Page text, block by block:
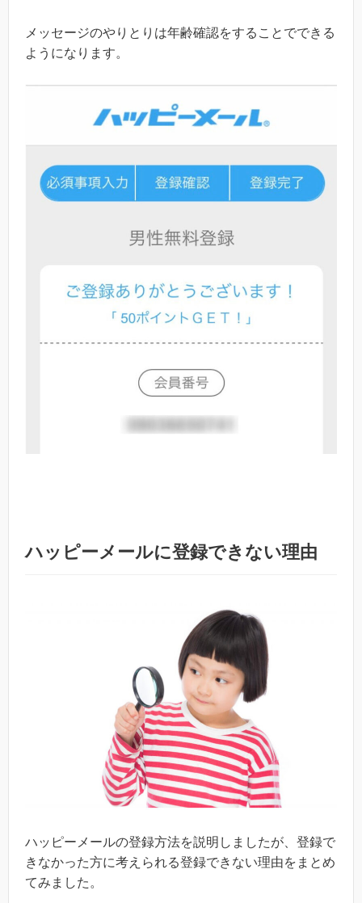
メッセージのやりとりは年齢確認をすることでできる
ようになります。
ハッピーメールに登録できない理由
ハッピーメールの登録方法を説明しましたが、登録で
きなかった方に考えられる登録できない理由をまとめ
てみました。